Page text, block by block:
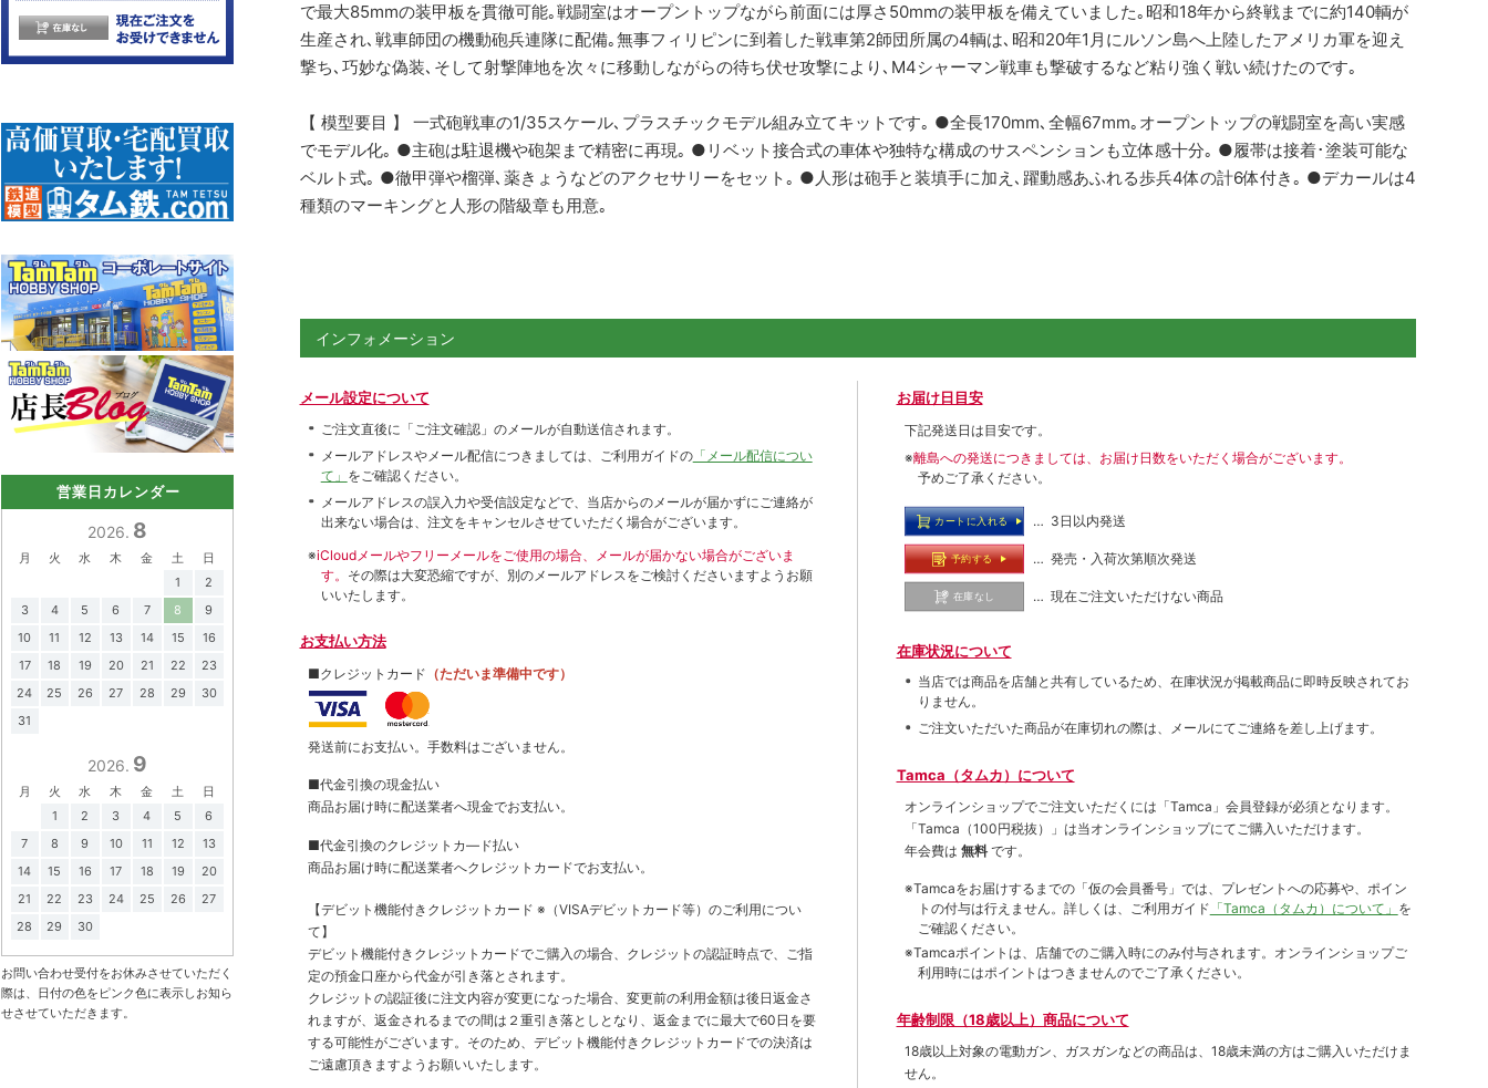
で最大85mmの装甲板を貫徹可能｡戦闘室はオープントップながら前面には厚さ50mmの装甲板を備えていました｡昭和18年から終戦までに約140輌が
生産され､戦車師団の機動砲兵連隊に配備｡無事フィリピンに到着した戦車第2師団所属の4輌は､昭和20年1月にルソン島へ上陸したアメリカ軍を迎え
撃ち､巧妙な偽装､そして射撃陣地を次々に移動しながらの待ち伏せ攻撃により､M4シャーマン戦車も撃破するなど粘り強く戦い続けたのです｡
【 模型要目 】 一式砲戦車の1/35スケール､プラスチックモデル組み立てキットです｡ ●全長170mm､全幅67mm｡オープントップの戦闘室を高い実感
でモデル化｡ ●主砲は駐退機や砲架まで精密に再現｡ ●リベット接合式の車体や独特な構成のサスペンションも立体感十分｡ ●履帯は接着･塗装可能な
ベルト式｡ ●徹甲弾や榴弾､薬きょうなどのアクセサリーをセット｡ ●人形は砲手と装填手に加え､躍動感あふれる歩兵4体の計6体付き｡ ●デカールは4
種類のマーキングと人形の階級章も用意｡
インフォメーション
メール設定について
ご注文直後に「ご注文確認」のメールが自動送信されます。
メールアドレスやメール配信につきましては、ご利用ガイドの「メール配信につい
て」 をご確認ください。
メールアドレスの誤入力や受信設定などで、当店からのメールが届かずにご連絡が
出来ない場合は、注文をキャンセルさせていただく場合がございます。
※iCloudメールやフリーメールをご使用の場合、メールが届かない場合がございま
す。 その際は大変恐縮ですが、別のメールアドレスをご検討くださいますようお願
いいたします。
お支払い方法
■クレジットカード （ただいま準備中です）
発送前にお支払い。手数料はございません。
■代金引換の現金払い
商品お届け時に配送業者へ現金でお支払い。
■代金引換のクレジットカ―ド払い
商品お届け時に配送業者へクレジットカードでお支払い。
【デビット機能付きクレジットカード ※（VISAデビットカード等） のご利用につい
て】
デビット機能付きクレジットカードでご購入の場合、クレジットの認証時点で、ご指
定の預金口座から代金が引き落とされます。
クレジットの認証後に注文内容が変更になった場合、変更前の利用金額は後日返金さ
れますが、返金されるまでの間は２重引き落としとなり、返金までに最大で60日を要
する可能性がございます。そのため、デビット機能付きクレジットカードでの決済は
ご遠慮頂きますようお願いいたします。
お届け日目安
下記発送日は目安です。
※離島への発送につきましては、お届け日数をいただく場合がございます。
予めご了承ください。
カートに入れる … 3日以内発送
予約する … 発売・入荷次第順次発送
在庫なし … 現在ご注文いただけない商品
在庫状況について
当店では商品を店舗と共有しているため、在庫状況が掲載商品に即時反映されてお
りません。
ご注文いただいた商品が在庫切れの際は、メールにてご連絡を差し上げます。
Tamca（タムカ）について
オンラインショップでご注⽂いただくには「Tamca」会員登録が必須となります。
「Tamca （100円税抜）
」は当オンラインショップにてご購⼊いただけます。
年会費は 無料 です。
※Tamcaをお届けするまでの「仮の会員番号」では、プレゼントへの応募や、ポイン
トの付与は⾏えません。詳しくは、ご利⽤ガイド 「Tamca（タムカ）について」 を
ご確認ください。
※Tamcaポイントは、店舗でのご購⼊時にのみ付与されます。オンラインショップご
利用時にはポイントはつきませんのでご了承ください。
年齢制限（18歳以上）商品について
18歳以上対象の電動ガン、ガスガンなどの商品は、18歳未満の方はご購入いただけま
せん。
営業日カレンダー
2026. 8
月 火 水 木 金 土
日
1
2
3
4 5 6 7 8
9
10
11 12 13 14 15
16
17
18 19 20 21 22
23
24
25 26 27 28 29
30
31
2026. 9
月 火 水 木 金 土
日
1
2 3 4 5
6
7
8 9 10 11 12
13
14
15 16 17 18 19
20
21
22 23 24 25 26
27
28
29 30
お問い合わせ受付をお休みさせていただく
際は、日付の色をピンク色に表示しお知ら
せさせていただきます。